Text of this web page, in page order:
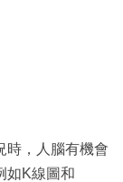
時，人腦有機會
如K線圖和